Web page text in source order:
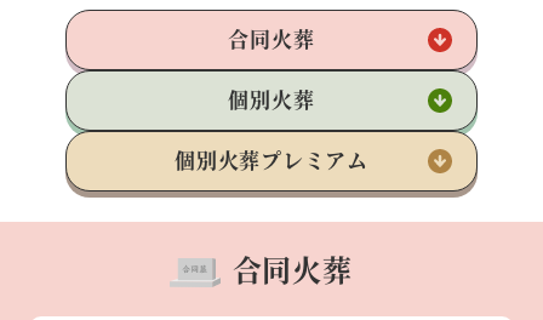
合同火葬
個別火葬
個別火葬プレミアム
合同火葬